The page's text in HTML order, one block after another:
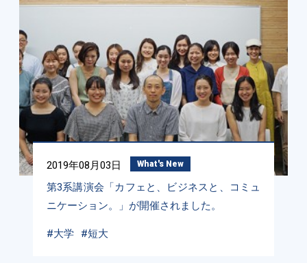
2019年08月03日 What's New
第3系講演会「カフェと、ビジネスと、コミュ
ニケーション。」が開催されました。
#大学 #短大